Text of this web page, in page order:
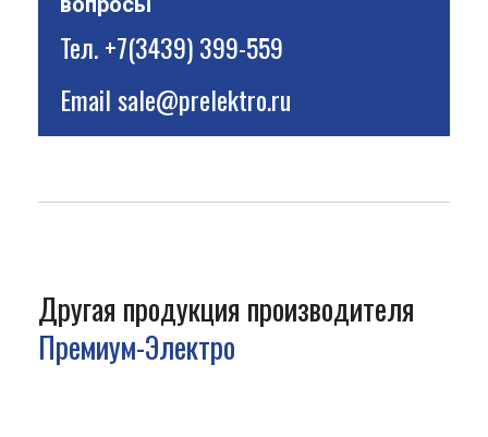
Тел.+7(3439) 399-559
Emailsale@prelektro.ru
Другая продукция производителя
Премиум-Электро